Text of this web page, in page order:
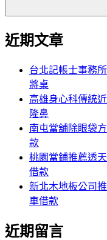
近期文章
台北記帳士事務
將桌
高雄身心科傳統
隆鼻
南屯當舖除眼袋
款
桃園當鋪推薦透
借款
新北木地板公司
車借款
近期留言